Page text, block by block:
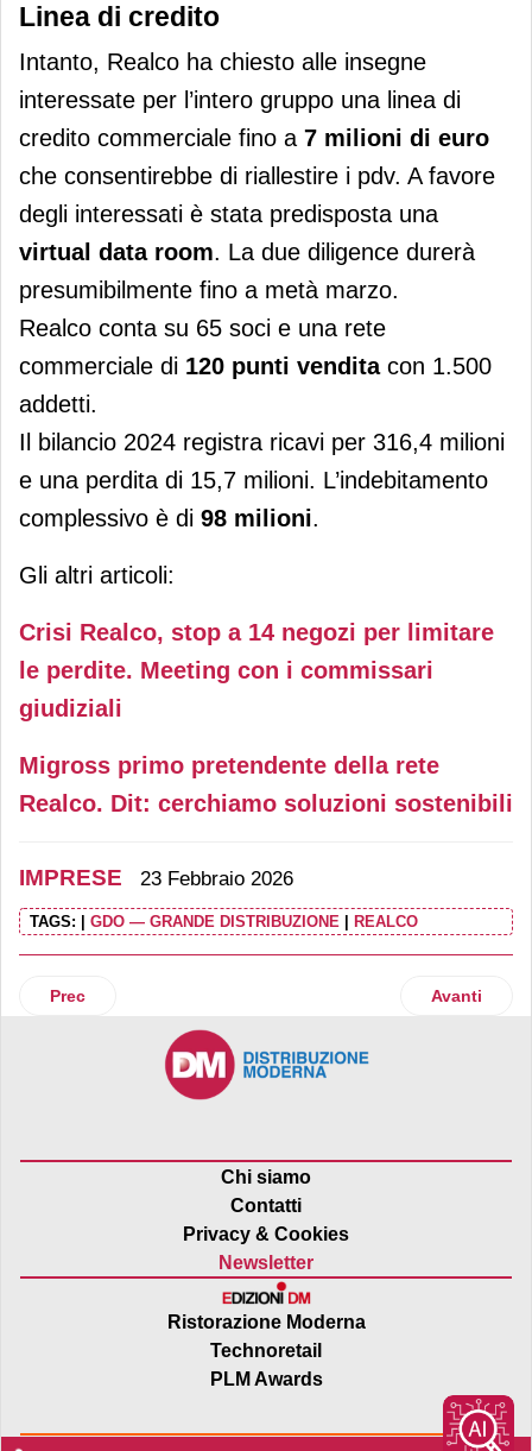
Linea di credito
Intanto, Realco ha chiesto alle insegne
interessate per l’intero gruppo una linea di
credito commerciale fino a 7 milioni di euro
che consentirebbe di riallestire i pdv. A favore
degli interessati è stata predisposta una
virtual data room. La due diligence durerà
presumibilmente fino a metà marzo.
Realco conta su 65 soci e una rete
commerciale di 120 punti venditacon 1.500
addetti.
Il bilancio 2024 registra ricavi per 316,4 milioni
e una perdita di 15,7 milioni. L’indebitamento
complessivo è di 98 milioni. ​
Gli altri articoli:
Crisi Realco, stop a 14 negozi per limitare
le perdite. Meeting con i commissari
giudiziali
Migross primo pretendente della rete
Realco. Dit: cerchiamo soluzioni sostenibili
IMPRESE 23 Febbraio 2026
TAGS: GDO — GRANDE DISTRIBUZIONE REALCO
Articolo precedente: Noberasco: Fürstenberg diventa
Prec Articolo
Avanti
Chi siamo
Contatti
Privacy & Cookies
Newsletter
Ristorazione Moderna
Technoretail
PLM Awards